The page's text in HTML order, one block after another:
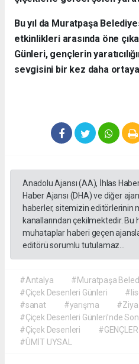
Bu yıl da Muratpaşa
etkinlikleri arasında öne
Günleri, gençlerin
sevgisini bir kez daha
Anadolu Ajansı (AA), İhlas
Haber Ajansı (DHA) ve diğer
haberler, sitemizin editörlerinin
kanallarından çekilmektedir.
muhataplar haberi geçen
editörü sorumlu tutulamaz...
#Antalya
#Muratpaşa
#Çiçek Desenleri Günleri
#sanat
#yarışma
#Ziya
#Çiçek Desenleri Günleri’nde Son
#Çiçek Desenleri
#GENÇLER
#ÜMİT UYSAL